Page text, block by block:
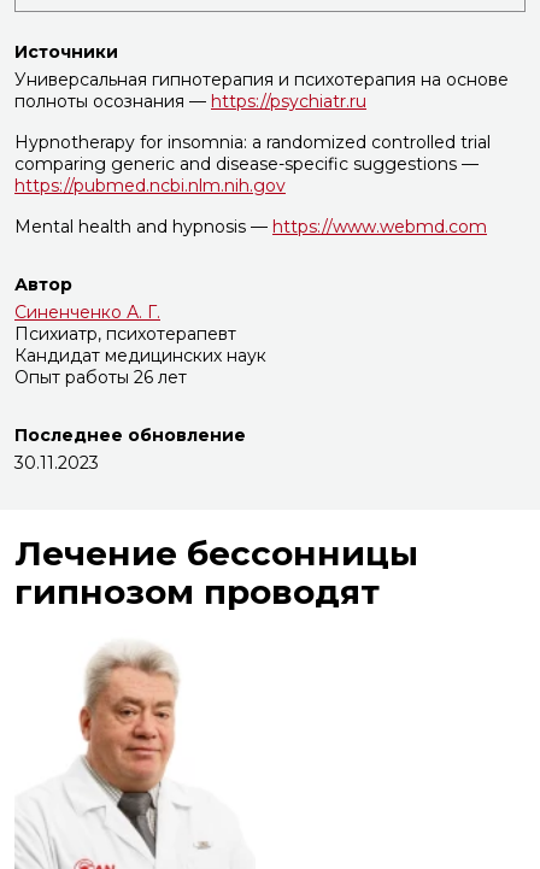
Источники
Универсальная гипнотерапия и психотерапия на основе
полноты осознания — https://psychiatr.ru
Hypnotherapy for insomnia: a randomized controlled trial
comparing generic and disease-specific suggestions —
https://pubmed.ncbi.nlm.nih.gov
Mental health and hypnosis — https://www.webmd.com
Автор
Синенченко А. Г.
Психиатр, психотерапевт
Кандидат медицинских наук
Опыт работы 26 лет
Последнее обновление
30.11.2023
Лечение бессонницы
гипнозом проводят